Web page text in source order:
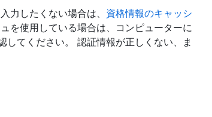
力したくない場合は、 資格情報のキャッシ
を使用している場合は、コンピューターに
てください。 認証情報が正しくない、ま